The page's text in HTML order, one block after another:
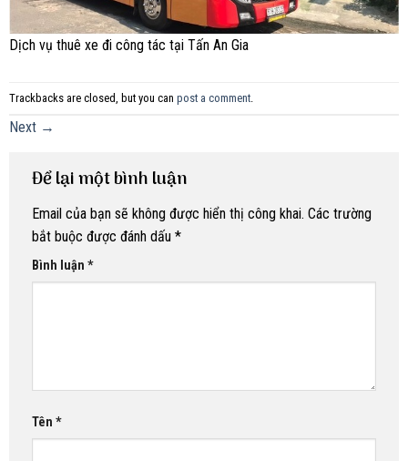
Dịch vụ thuê xe đi công tác tại Tấn An Gia
Trackbacks are closed, but you can post a comment
Next →
Để lại một bình luận
Email của bạn sẽ không được hiển thị công khai. Các trường
bắt buộc được đánh dấu *
Bình luận *
Tên *